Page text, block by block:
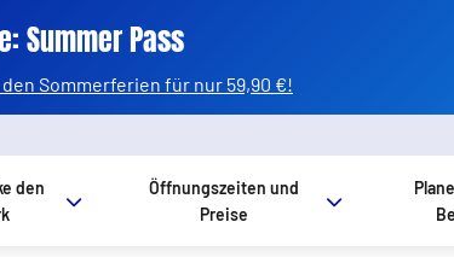
Summer Pass
Sommerferien für nur 59,90 €!
den
Öffnungszeiten und
Preise